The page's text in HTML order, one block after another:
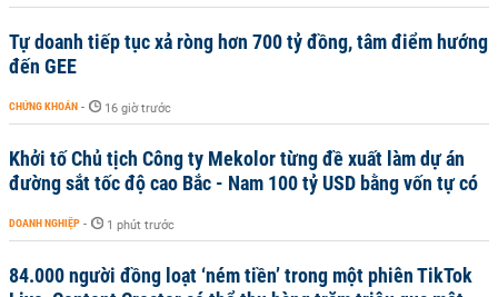
Tự doanh tiếp tục xả ròng hơn 700 tỷ đồng, tâm điểm hướng
đến GEE
CHỨNG KHOÁN - 16 giờ trước
Khởi tố Chủ tịch Công ty Mekolor từng đề xuất làm dự án
đường sắt tốc độ cao Bắc - Nam 100 tỷ USD bằng vốn tự có
DOANH NGHIỆP - 1 phút trước
84.000 người đồng loạt ‘ném tiền’ trong một phiên TikTok